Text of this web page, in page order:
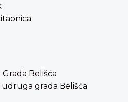
Belišća
grada Belišća